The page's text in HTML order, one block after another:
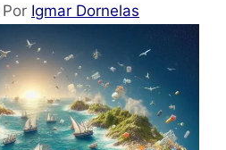
Por Igmar Dornelas